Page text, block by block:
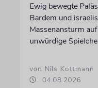
Ewig bewegte
Bardem und
Massenansturm
unwürdige
von Nils Kottmann
04.08.2026